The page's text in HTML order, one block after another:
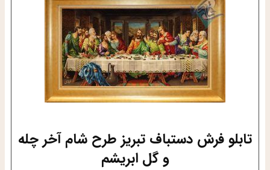
تابلو فرش دستباف تبریز طرح شام آخر چله
و گل ابریشم